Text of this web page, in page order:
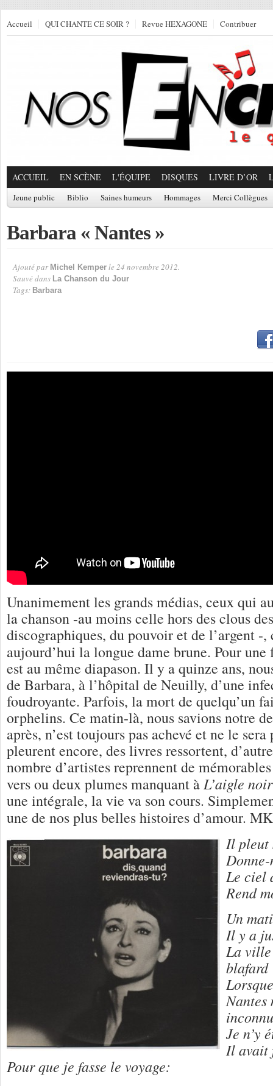
Accueil QUI CHANTE CE SOIR ? Revue HEXAGONE Contribuer
ACCUEIL EN SCÈNE L'ÉQUIPE DISQUES LIVRE D’OR
Jeune public Biblio Saines humeurs Hommages Merci Collègues
Barbara « Nantes »
Ajouté par Michel Kemper le 24 novembre 2012.
Sauvé dans La Chanson du Jour
Tags: Barbara
Unanimement les grands médias, ceux qui
la chanson -au moins celle hors des clous
discographiques, du pouvoir et de l’argent -,
aujourd’hui la longue dame brune. Pour
est au même diapason. Il y a quinze ans,
de Barbara, à l’hôpital de Neuilly, d’une
foudroyante. Parfois, la mort de quelqu’un
orphelins. Ce matin-là, nous savions notre
après, n’est toujours pas achevé et ne le
pleurent encore, des livres ressortent,
nombre d’artistes reprennent de
vers ou deux plumes manquant à L’aigle noir
une intégrale, la vie va son cours.
une de nos plus belles histoires d’amour. MK
Il pleut
Le ciel
Rend
Un
Il y a
La
blafard
Nantes
Je n’y
Il avait
Pour que je fasse le voyage: